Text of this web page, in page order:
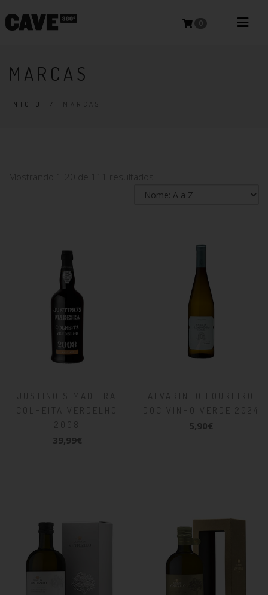
0
MARCAS
INÍCIO / MARCAS
Mostrando 1-20 de 111 resultados
JUSTINO'S MADEIRA
COLHEITA VERDELHO
2008
39,99€
ALVARINHO LOUREIRO
DOC VINHO VERDE 2024
5,90€